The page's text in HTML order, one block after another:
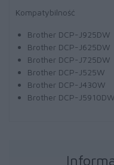
Kompatybilność
Brother DCP-J925DW
Brother DCP-J625DW
Brother DCP-J725DW
Brother DCP-J525W
Brother DCP-J430W
Brother DCP-J5910DW